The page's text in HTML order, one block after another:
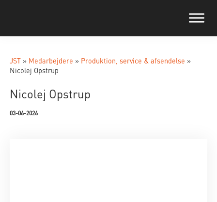
JST » Medarbejdere » Produktion, service & afsendelse »
Nicolej Opstrup
Nicolej Opstrup
03-06-2026